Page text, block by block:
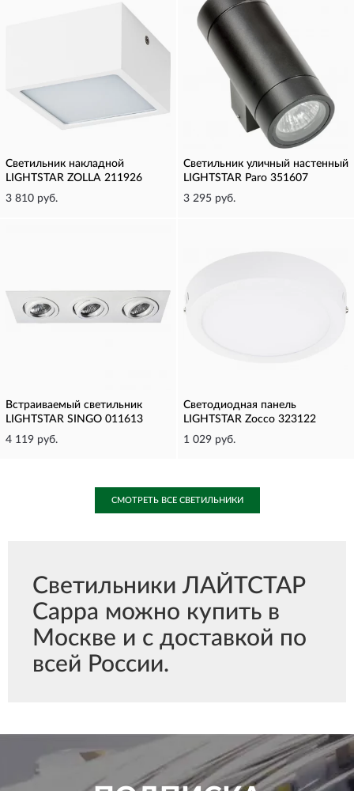
Светильник накладной
LIGHTSTAR ZOLLA 211926
3 810 руб.
Светильник уличный настенный
LIGHTSTAR Paro 351607
3 295 руб.
Встраиваемый светильник
LIGHTSTAR SINGO 011613
4 119 руб.
Светодиодная панель
LIGHTSTAR Zocco 323122
1 029 руб.
СМОТРЕТЬ ВСЕ СВЕТИЛЬНИКИ
Светильники ЛАЙТСТАР
Cappa можно купить в
Москве и с доставкой по
всей России.